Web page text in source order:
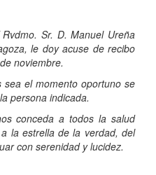
Sr. D. Manuel Ureña
le doy acuse de recibo
noviembre.
el momento oportuno se
persona indicada.
conceda a todos la salud
la estrella de la verdad, del
con serenidad y lucidez.